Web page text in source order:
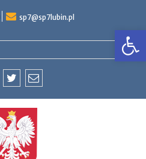
sp7@sp7lubin.pl